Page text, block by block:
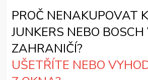
PROČ NENAKUPOVAT
JUNKERS NEBO BOSCH
ZAHRANIČÍ?
UŠETŘÍTE NEBO